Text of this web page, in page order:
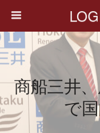
商船三井
で